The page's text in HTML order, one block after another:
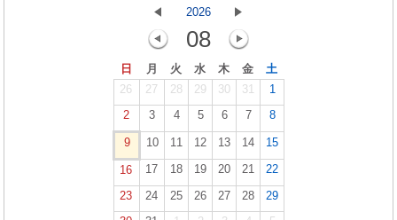
2026
08
日 月 火 水 木 金
土
26
27 28 29 30 31
1
2
3 4 5 6 7 8
9 10 11 12 13 14 15
16 17 18 19 20 21
22
23
24 25 26 27 28
29